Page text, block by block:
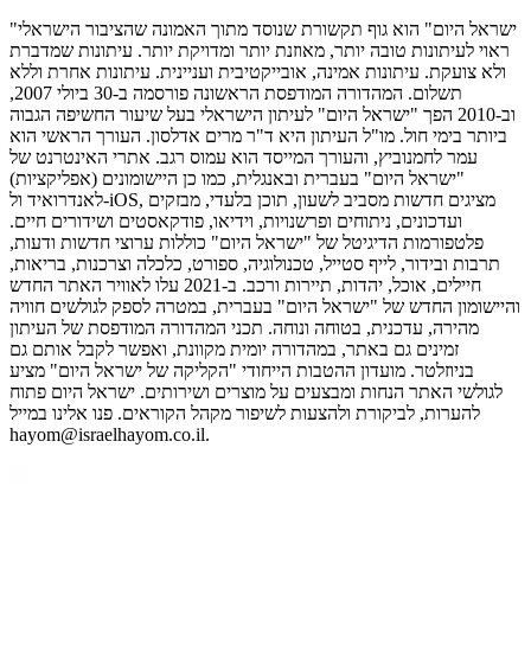
"ישראל היום" הוא גוף תקשורת שנוסד מתוך האמונה שהציבור הישראלי
ראוי לעיתונות טובה יותר, מאוזנת יותר ומדויקת יותר. עיתונות שמדברת
ולא צועקת. עיתונות אמינה, אובייקטיבית ועניינית. עיתונות אחרת וללא
תשלום. המהדורה המודפסת הראשונה פורסמה ב-30 ביולי 2007,
וב-2010 הפך "ישראל היום" לעיתון הישראלי בעל שיעור החשיפה הגבוה
ביותר בימי חול. מו"ל העיתון היא ד"ר מרים אדלסון. העורך הראשי הוא
עמר לחמנוביץ, והעורך המייסד הוא עמוס רגב. אתרי האינטרנט של
"ישראל היום" בעברית ובאנגלית, כמו כן היישומונים (אפליקציות)
לאנדרואיד ול-iOS, מציגים חדשות מסביב לשעון, תוכן בלעדי, מבזקים
ועדכונים, ניתוחים ופרשנויות, וידיאו, פודקאסטים ושידורים חיים.
פלטפורמות הדיגיטל של "ישראל היום" כוללות ערוצי חדשות ודעות,
תרבות ובידור, לייף סטייל, טכנולוגיה, ספורט, כלכלה וצרכנות, בריאות,
חיילים, אוכל, יהדות, תיירות ורכב. ב-2021 עלו לאוויר האתר החדש
והיישומון החדש של "ישראל היום" בעברית, במטרה לספק לגולשים חוויה
מהירה, עדכנית, בטוחה ונוחה. תכני המהדורה המודפסת של העיתון
זמינים גם באתר, במהדורה יומית מקוונת, ואפשר לקבל אותם גם
בניוזלטר. מועדון ההטבות הייחודי "הקליקה של ישראל היום" מציע
לגולשי האתר הנחות ומבצעים על מוצרים ושירותים. ישראל היום פתוח
להערות, לביקורת ולהצעות לשיפור מקהל הקוראים. פנו אלינו במייל
hayom@israelhayom.co.il.